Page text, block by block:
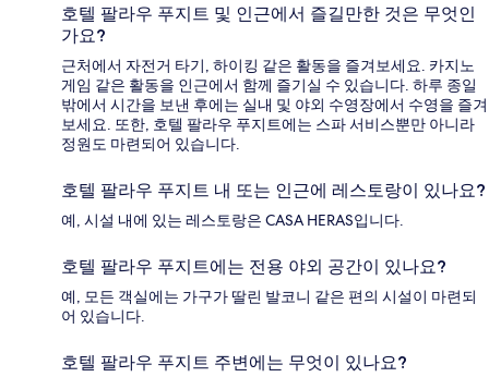
호텔 팔라우 푸지트 및 인근에서 즐길만한 것은 무엇인
가요?
근처에서 자전거 타기, 하이킹 같은 활동을 즐겨보세요. 카지노
게임 같은 활동을 인근에서 함께 즐기실 수 있습니다. 하루 종일
밖에서 시간을 보낸 후에는 실내 및 야외 수영장에서 수영을 즐겨
보세요. 또한, 호텔 팔라우 푸지트에는 스파 서비스뿐만 아니라
정원도 마련되어 있습니다.
호텔 팔라우 푸지트 내 또는 인근에 레스토랑이 있나요?
예, 시설 내에 있는 레스토랑은 CASA HERAS입니다.
호텔 팔라우 푸지트에는 전용 야외 공간이 있나요?
예, 모든 객실에는 가구가 딸린 발코니 같은 편의 시설이 마련되
어 있습니다.
호텔 팔라우 푸지트 주변에는 무엇이 있나요?